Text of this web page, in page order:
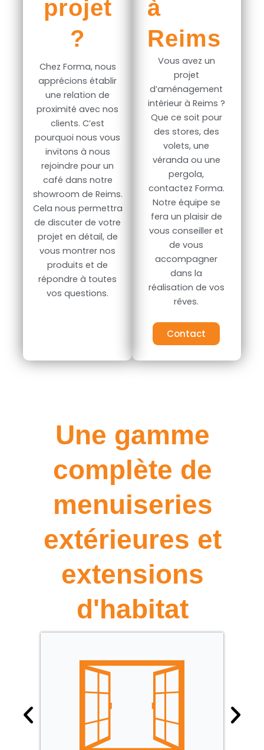
projet
?
Chez Forma, nous
apprécions établir
une relation de
proximité avec nos
clients. C’est
pourquoi nous vous
invitons à nous
rejoindre pour un
café dans notre
showroom de Reims.
Cela nous permettra
de discuter de votre
projet en détail, de
vous montrer nos
produits et de
répondre à toutes
vos questions.
à
Reims
Vous avez un
projet
d’aménagement
intérieur à Reims ?
Que ce soit pour
des stores, des
volets, une
véranda ou une
pergola,
contactez Forma.
Notre équipe se
fera un plaisir de
vous conseiller et
de vous
accompagner
dans la
réalisation de vos
rêves.
Contact
Une gamme
complète de
menuiseries
extérieures et
extensions
d'habitat